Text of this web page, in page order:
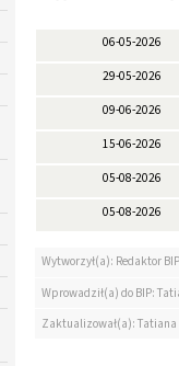
06-05-2026
29-05-2026
09-06-2026
15-06-2026
05-08-2026
05-08-2026
Wytworzył(a): Redaktor BIP
Wprowadził(a) do BIP:
Zaktualizował(a):